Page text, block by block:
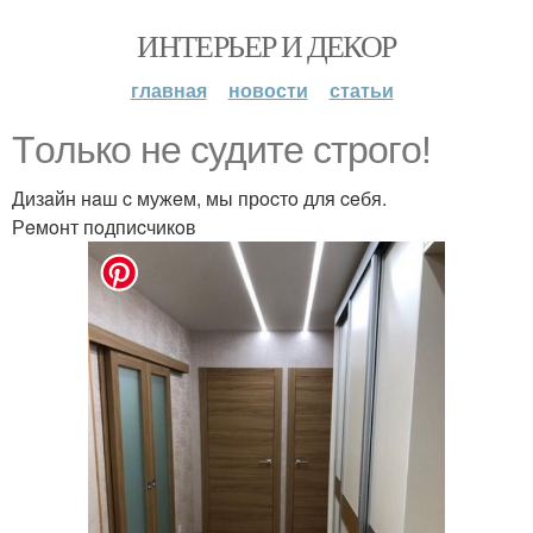
ИНТЕРЬЕР И ДЕКОР
главная новости статьи
Тoлькo нe cудитe cтрoгo!
Дизaйн нaш c мужeм, мы прocтo для ceбя.
Рeмoнт пoдпиcчикoв